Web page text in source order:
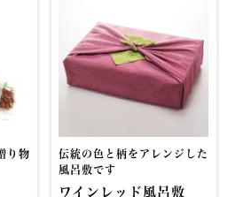
り物
伝統の色と柄をアレンジした
風呂敷です
ワインレッド風呂敷